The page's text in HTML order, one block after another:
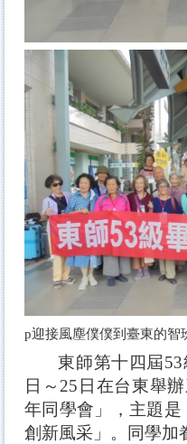
p迎接風塵僕僕到臺東的智
東師第十四屆
日～25日在台東舉
年同學會」，主題
創新風采」。同學加